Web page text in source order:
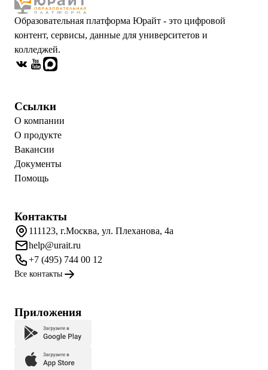
Образовательная платформа Юрайт - это цифровой
контент, сервисы, данные для университетов и
колледжей.
Ссылки
О компании
О продукте
Вакансии
Документы
Помощь
Контакты
111123, г.Москва, ул. Плеханова, 4а
help@urait.ru
+7 (495) 744 00 12
Все контакты
Приложения